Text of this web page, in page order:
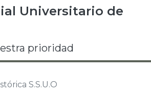
Universitario de
prioridad
S.S.U.O